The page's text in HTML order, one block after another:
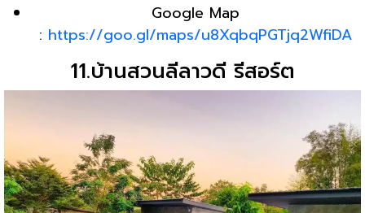
Google Map
: https://goo.gl/maps/u8XqbqPGTjq2WfiDA
11.บ้านสวนลีลาวดี รีสอร์ต